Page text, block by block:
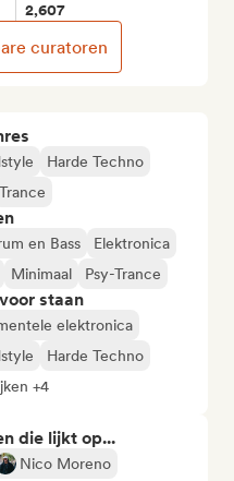
Harde Techno
Trance
en Bass
Elektronica
Minimaal Psy-Trance
staan
elektronica
Harde Techno
+4
die lijkt op...
Nico Moreno
2,607
curatoren